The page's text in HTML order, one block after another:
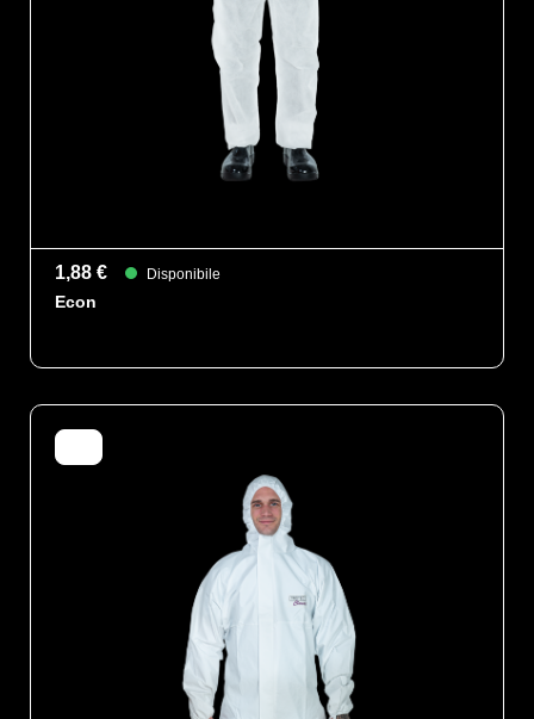
1,88 € Disponibile
Econ